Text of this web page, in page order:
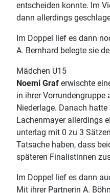
entscheiden konnte. Im
dann allerdings
Im Doppel lief es dann
A. Bernhard belegte sie
Mädchen U15
Noemi Graf erwischte
in ihrer Vorrundengruppe
Niederlage. Danach
Lachenmayer allerdings
unterlag mit 0 zu 3
Tatsache haben, dass
späteren Finalistinnen
Im Doppel lief es dann
Mit ihrer Partnerin A.